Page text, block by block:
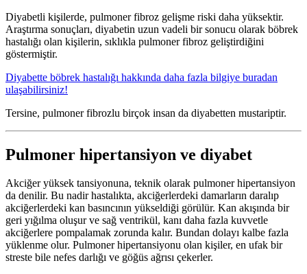
Diyabetli kişilerde, pulmoner fibroz gelişme riski daha yüksektir.
Araştırma sonuçları, diyabetin uzun vadeli bir sonucu olarak böbrek
hastalığı olan kişilerin, sıklıkla pulmoner fibroz geliştirdiğini
göstermiştir.
Diyabette böbrek hastalığı hakkında daha fazla bilgiye buradan
ulaşabilirsiniz!
Tersine, pulmoner fibrozlu birçok insan da diyabetten mustariptir.
Pulmoner hipertansiyon ve diyabet
Akciğer yüksek tansiyonuna, teknik olarak pulmoner hipertansiyon
da denilir. Bu nadir hastalıkta, akciğerlerdeki damarların daralıp
akciğerlerdeki kan basıncının yükseldiği görülür. Kan akışında bir
geri yığılma oluşur ve sağ ventrikül, kanı daha fazla kuvvetle
akciğerlere pompalamak zorunda kalır. Bundan dolayı kalbe fazla
yüklenme olur. Pulmoner hipertansiyonu olan kişiler, en ufak bir
streste bile nefes darlığı ve göğüs ağrısı çekerler.